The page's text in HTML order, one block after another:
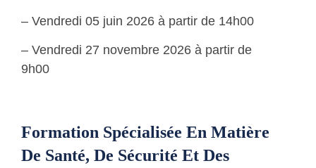
– Vendredi 05 juin 2026 à partir de 14h00
– Vendredi 27 novembre 2026 à partir de
9h00
Formation Spécialisée En Matière
De Santé, De Sécurité Et Des